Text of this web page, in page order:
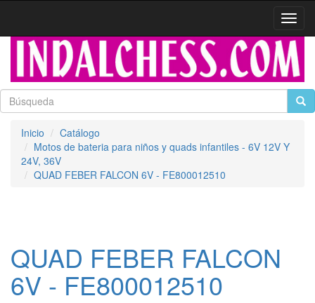
Inicio
Catálogo
Motos de bateria para niños y quads infantiles - 6V 12V Y
24V, 36V
QUAD FEBER FALCON 6V - FE800012510
QUAD FEBER FALCON
6V - FE800012510